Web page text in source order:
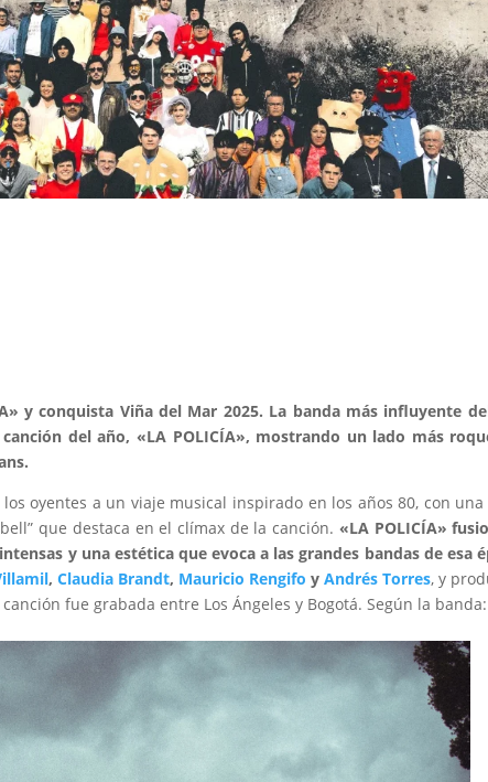
y conquista Viña del Mar 2025. La banda más influyente
del año, «LA POLICÍA», mostrando un lado más
oyentes a un viaje musical inspirado en los años 80, con
que destaca en el clímax de la canción. «LA POLICÍA»
y una estética que evoca a las grandes bandas de esa
, Claudia Brandt, Mauricio Rengifo y Andrés Torres, y
canción fue grabada entre Los Ángeles y Bogotá. Según la banda: